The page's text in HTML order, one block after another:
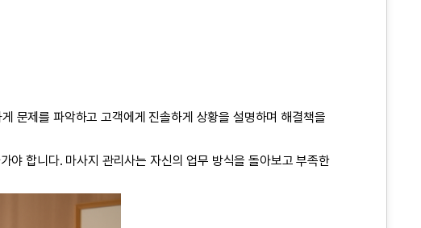
문제를 파악하고 고객에게 진솔하게 상황을 설명하며 해결책을
야 합니다. 마사지 관리사는 자신의 업무 방식을 돌아보고 부족한